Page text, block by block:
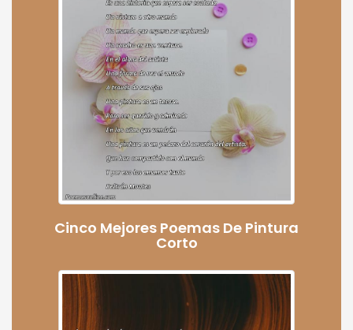
Cinco Mejores Poemas De Pintura
Corto